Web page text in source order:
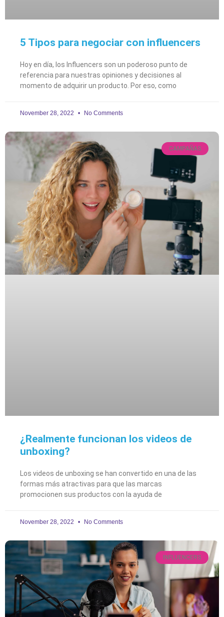
5 Tipos para negociar con influencers
Hoy en día, los Influencers son un poderoso punto de
referencia para nuestras opiniones y decisiones al
momento de adquirir un producto. Por eso, como
November 28, 2022 No Comments
CAMPAÑAS
¿Realmente funcionan los videos de
unboxing?
Los videos de unboxing se han convertido en una de las
formas más atractivas para que las marcas
promocionen sus productos con la ayuda de
November 28, 2022 No Comments
INFLUENCERS